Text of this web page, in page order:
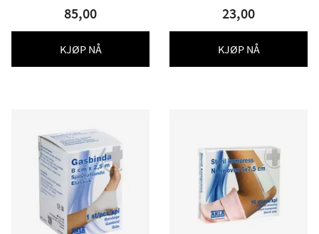
85,00
KJØP NÅ
23,00
KJØP NÅ